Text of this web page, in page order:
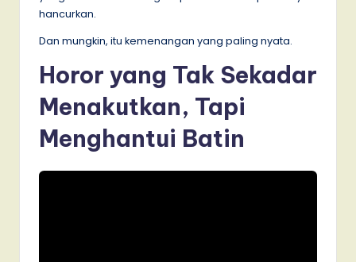
hancurkan.
Dan mungkin, itu kemenangan yang paling nyata.
Horor yang Tak Sekadar
Menakutkan, Tapi
Menghantui Batin